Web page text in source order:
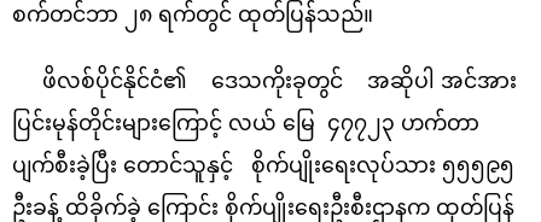
စက်တင်ဘာ ၂၈ ရက်တွင် ထုတ်ပြန်သည်။
ဖိလစ်ပိုင်နိုင်ငံ၏ ဒေသကိုးခုတွင် အဆိုပါ အင်အား
ပြင်းမုန်တိုင်းများကြောင့် လယ် မြေ ၄၇၇၂၃ ဟက်တာ
ပျက်စီးခဲ့ပြီး တောင်သူနှင့် စိုက်ပျိုးရေးလုပ်သား ၅၅၅၉၅
ဦးခန့် ထိခိုက်ခဲ့ ကြောင်း စိုက်ပျိုးရေးဦးစီးဌာနက ထုတ်ပြန်